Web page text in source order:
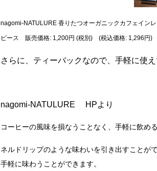
nagomi-NATULURE 香りたつオーガニックカフェイ
ピース 販売価格: 1,200円 (税別) (税込価格: 1,296円)
さらに、ティーバックなので、手軽に使え
nagomi-NATULURE HPより
コーヒーの風味を損なうことなく、手軽に飲め
ネルドリップのような味わいを引き出すことが
手軽に味わうことができます。